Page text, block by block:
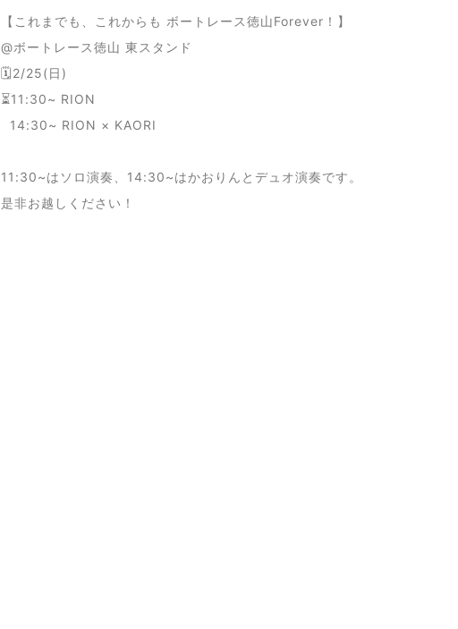
【これまでも、これからも ボートレース徳山Forever！】
@ボートレース徳山 東スタンド
🗓2/25(日)
⏳11:30~ RION
14:30~ RION × KAORI
11:30~はソロ演奏、14:30~はかおりんとデュオ演奏です。
是非お越しください！